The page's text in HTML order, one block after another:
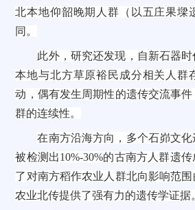
北本地仰韶晚期人群（以五庄果墚
同。
此外，研究还发现，自新石器
本地与北方草原裕民成分相关人群
动，偶有发生周期性的遗传交流事
群的连续性。
在南方沿海方向，多个石峁文
被检测出10%-30%的古南方人群遗
了对南方稻作农业人群北向影响范
农业北传提供了强有力的遗传学证据